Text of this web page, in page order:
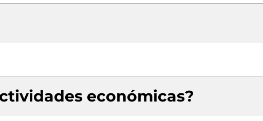
económicas?